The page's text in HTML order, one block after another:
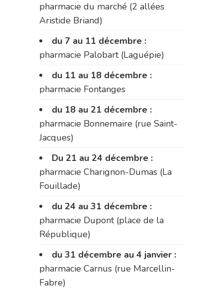
pharmacie du marché (2 allées
Aristide Briand)
du 7 au 11 décembre :
pharmacie Palobart (Laguépie)
du 11 au 18 décembre :
pharmacie Fontanges
du 18 au 21 décembre :
pharmacie Bonnemaire (rue Saint-
Jacques)
Du 21 au 24 décembre :
pharmacie Charignon-Dumas (La
Fouillade)
du 24 au 31 décembre :
pharmacie Dupont (place de la
République)
du 31 décembre au 4 janvier :
pharmacie Carnus (rue Marcellin-
Fabre)